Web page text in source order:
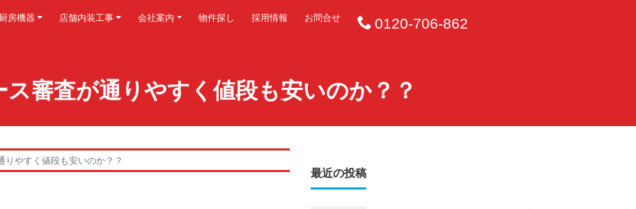
厨房機器 店舗内装工事 会社案内 物件探し 採用情報 お問合せ 0120-706-862
審査が通りやすく値段も安いのか？？
りやすく値段も安いのか？？
最近の投稿